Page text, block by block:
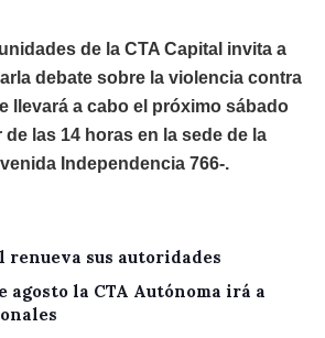
de la CTA Capital invita a
debate sobre la violencia contra
llevará a cabo el próximo sábado
las 14 horas en la sede de la
Independencia 766-.
renueva sus autoridades
agosto la CTA Autónoma irá a